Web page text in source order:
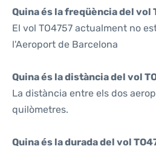
Quina és la freqüència del vol
El vol TO4757 actualment no
l'Aeroport de Barcelona
Quina és la distància del vol
La distància entre els dos
quilòmetres.
Quina és la durada del vol